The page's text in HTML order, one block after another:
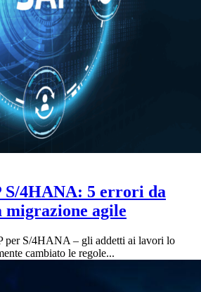
S/4HANA: 5 errori da
migrazione agile
per S/4HANA – gli addetti ai lavori lo
cambiato le regole...